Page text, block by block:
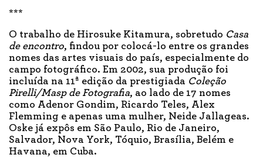
***
O trabalho de Hirosuke Kitamura, sobretudo Casa
de encontro, findou por colocá-lo entre os grandes
nomes das artes visuais do país, especialmente do
campo fotográfico. Em 2002, sua produção foi
incluída na 11ª edição da prestigiada Coleção
Pirelli/Masp de Fotografia, ao lado de 17 nomes
como Adenor Gondim, Ricardo Teles, Alex
Flemming e apenas uma mulher, Neide Jallageas.
Oske já expôs em São Paulo, Rio de Janeiro,
Salvador, Nova York, Tóquio, Brasília, Belém e
Havana, em Cuba.